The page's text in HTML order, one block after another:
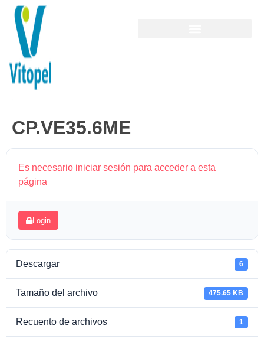
CP.VE35.6ME
Es necesario iniciar sesión para acceder a esta
página
Login
Descargar 6
Tamaño del archivo 475.65 KB
Recuento de archivos 1